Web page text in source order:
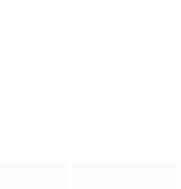
真的
使者之子金富轼与金富辙合二为一